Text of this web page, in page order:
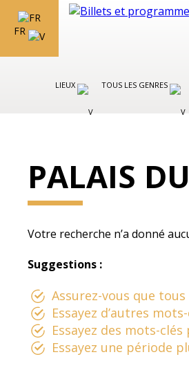
FR
LIEUX TOUS LES GENRES
PALAIS
Votre recherche n’a donné
Suggestions :
Assurez-vous que
Essayez d’autres
Essayez des mots-
Essayez une période